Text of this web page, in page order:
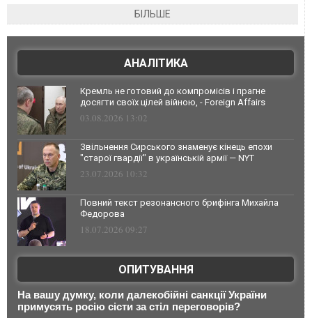
БІЛЬШЕ
АНАЛІТИКА
Кремль не готовий до компромісів і прагне
досягти своїх цілей війною, - Foreign Affairs
03.08.2026 13:02
Звільнення Сирського знаменує кінець епохи
"старої гвардії" в українській армії — NYT
23.07.2026 10:32
Повний текст резонансного брифінга Михайла
Федорова
18.07.2026 09:27
ОПИТУВАННЯ
На вашу думку, коли далекобійні санкції України
примусять росію сісти за стіл переговорів?